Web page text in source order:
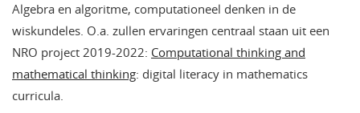
Algebra en algoritme, computationeel denken in de
wiskundeles. O.a. zullen ervaringen centraal staan uit een
NRO project 2019-2022: Computational thinking and
mathematical thinking: digital literacy in mathematics
curricula.